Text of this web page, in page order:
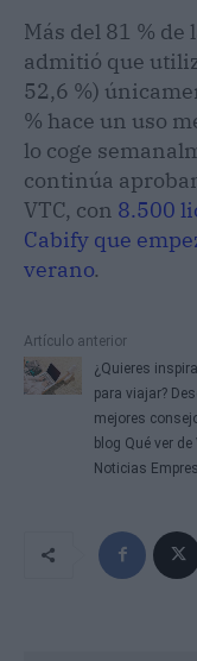
Más del 81 % de
admitió que
52,6 %)
% hace un uso
lo coge
continúa
VTC, con 8.500
Cabify que
verano.
Artículo anterior
¿Quieres
para viajar?
mejores
blog Qué ver
Noticias